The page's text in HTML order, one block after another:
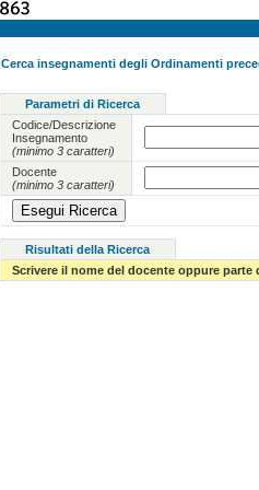
Cerca insegnamenti degli Ordinamenti
Parametri di Ricerca
Codice/Descrizione
Insegnamento
(minimo 3 caratteri)
Docente
(minimo 3 caratteri)
Risultati della Ricerca
Scrivere il nome del docente oppure